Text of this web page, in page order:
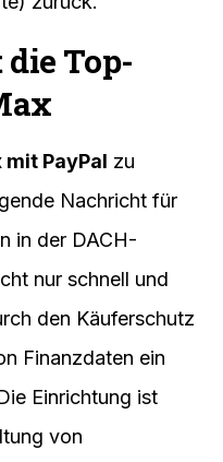
Top-
mit PayPal zu
Nachricht für
in der DACH-
nur schnell und
den Käuferschutz
Finanzdaten ein
Einrichtung ist
von